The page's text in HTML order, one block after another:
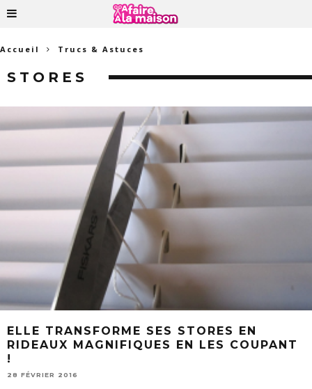
Accueil Trucs & Astuces
STORES
ELLE TRANSFORME SES STORES EN
RIDEAUX MAGNIFIQUES EN LES COUPANT
!
28 FÉVRIER 2016